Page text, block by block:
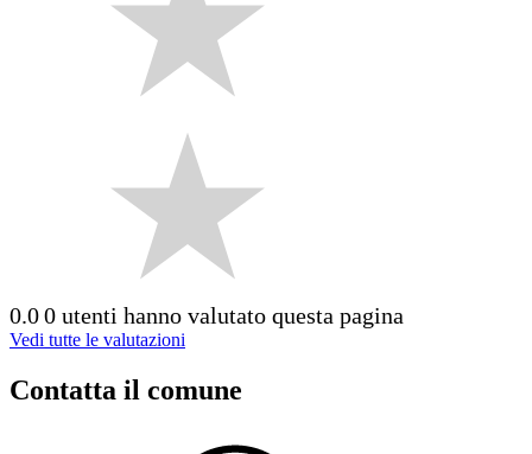
0.00 utenti hanno valutato questa pagina
Vedi tutte le valutazioni
Contatta il comune